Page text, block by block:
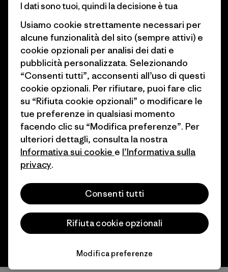
Obiettivi climatici
1% For The Planet
Come finanziamo
Buoni regalo
Trova un negozio
Stampa e media
Industry program
Programma di affiliazione
Patagonia Svizzera Mappa del
sito
© 2026 Patagonia, Inc. All Rights Reserved.
italiano
I dati sono tuoi, quindi la decisione è tua
Usiamo cookie strettamente necessari per
alcune funzionalità del sito (sempre attivi) e
cookie opzionali per analisi dei dati e
pubblicità personalizzata. Selezionando
“Consenti tutti”, acconsenti all’uso di questi
cookie opzionali. Per rifiutare, puoi fare clic
su “Rifiuta cookie opzionali” o modificare le
tue preferenze in qualsiasi momento
facendo clic su “Modifica preferenze”. Per
ulteriori dettagli, consulta la nostra
Informativa sui cookie e l’Informativa sulla
privacy.
Consenti tutti
Rifiuta cookie opzionali
Modifica preferenze